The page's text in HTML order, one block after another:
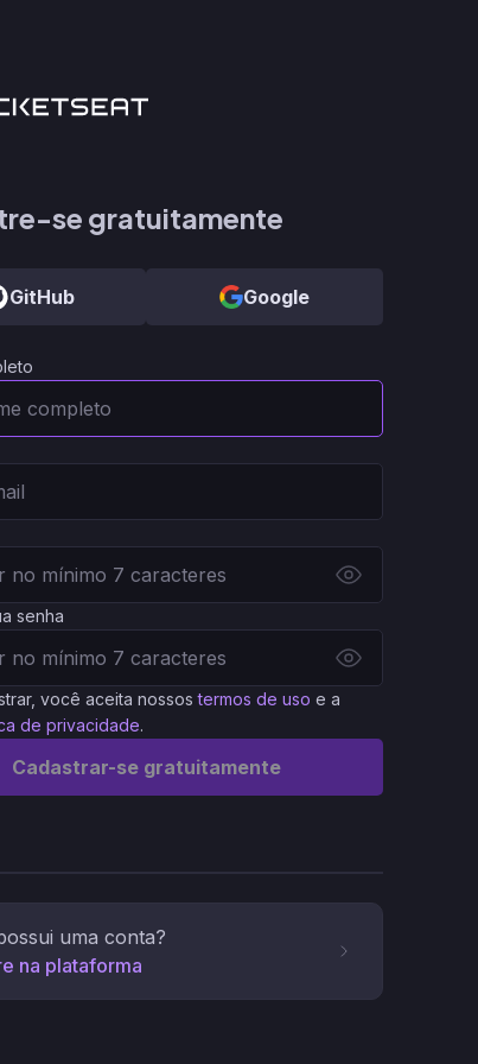
se gratuitamente
GitHub Google
senha
você aceita nossos termos de uso e a
de privacidade.
Cadastrar-se gratuitamente
uma conta?
na plataforma